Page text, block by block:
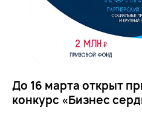
До 16 марта открыт
конкурс «Бизнес